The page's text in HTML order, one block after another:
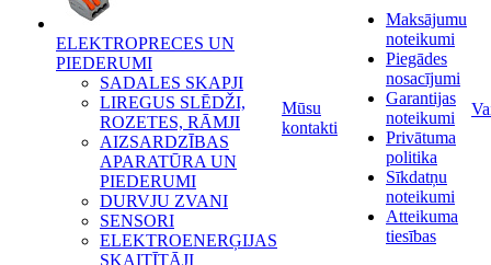
ELEKTROPRECES UN
PIEDERUMI
SADALES SKAPJI
LIREGUS SLĒDŽI,
ROZETES, RĀMJI
AIZSARDZĪBAS
APARATŪRA UN
PIEDERUMI
DURVJU ZVANI
SENSORI
ELEKTROENERĢIJAS
SKAITĪTĀJI
Mūsu
kontakti
Maksājumu
noteikumi
Piegādes
nosacījumi
Garantijas
noteikumi
Privātuma
politika
Sīkdatņu
noteikumi
Atteikuma
tiesības